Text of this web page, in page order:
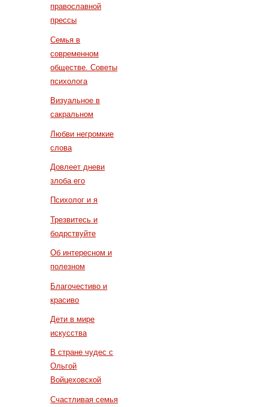
православной
прессы
Семья в
современном
обществе. Советы
психолога
Визуальное в
сакральном
Любви негромкие
слова
Довлеет дневи
злоба его
Психолог и я
Трезвитесь и
бодрствуйте
Об интересном и
полезном
Благочестиво и
красиво
Дети в мире
искусства
В стране чудес с
Ольгой
Войцеховской
Счастливая семья